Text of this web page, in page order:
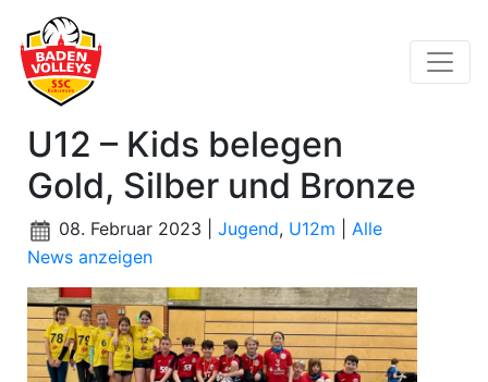
U12 – Kids belegen
Gold, Silber und Bronze
08. Februar 2023 | Jugend, U12m
Alle
News anzeigen